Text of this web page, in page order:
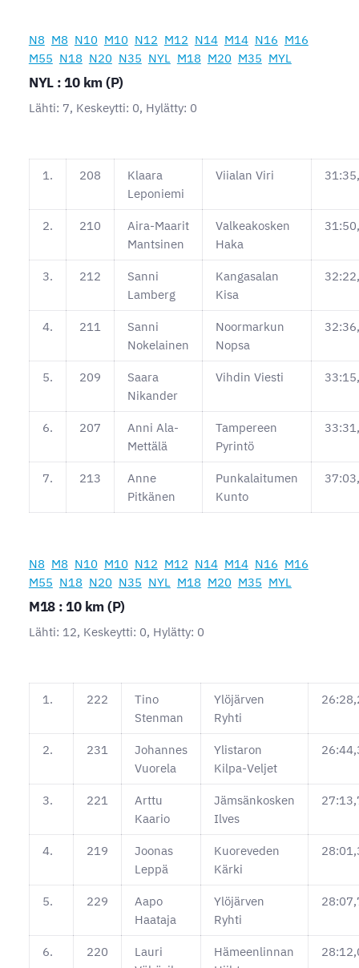
N8 M8 N10 M10 N12 M12 N14 M14 N16 M16
M55 N18 N20 N35 NYL M18 M20 M35 MYL
NYL : 10 km (P)
Lähti: 7, Keskeytti: 0, Hylätty: 0
1. 208
Klaara
Leponiemi
Viialan Viri
2. 210
Aira-Maarit
Mantsinen
Valkeakosken
Haka
3. 212
Sanni
Lamberg
Kangasalan
Kisa
4. 211
Sanni
Nokelainen
Noormarkun
Nopsa
5. 209
Saara
Nikander
Vihdin Viesti
6. 207
Anni Ala-
Mettälä
Tampereen
Pyrintö
7. 213
Anne
Pitkänen
Punkalaitumen
Kunto
N8 M8 N10 M10 N12 M12 N14 M14 N16 M16
M55 N18 N20 N35 NYL M18 M20 M35 MYL
M18 : 10 km (P)
Lähti: 12, Keskeytti: 0, Hylätty: 0
1. 222
Tino
Stenman
Ylöjärven
Ryhti
2. 231
Johannes
Vuorela
Ylistaron
Kilpa-Veljet
3. 221
Arttu
Kaario
Jämsänkosken
Ilves
4. 219
Joonas
Leppä
Kuoreveden
Kärki
5. 229
Aapo
Haataja
Ylöjärven
Ryhti
6. 220
Lauri
Hämeenlinnan